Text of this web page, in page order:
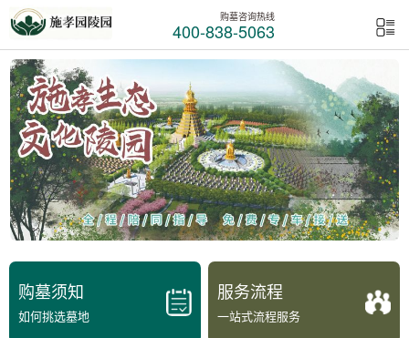
购墓咨询热线
400-838-5063
购墓须知
如何挑选墓地
服务流程
一站式流程服务